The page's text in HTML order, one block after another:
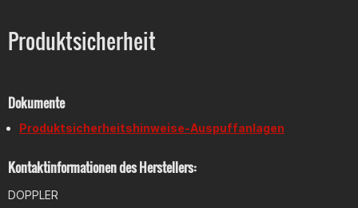
Produktsicherheit
Dokumente
Produktsicherheitshinweise-Auspuffanlagen
Kontaktinformationen des Herstellers:
DOPPLER